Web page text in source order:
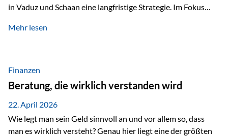
in Vaduz und Schaan eine langfristige Strategie. Im Fokus
Marktzugang Liechtenstein hat sich in den letzten Jahren zu
verfügbaren Kennzahlen (Stand Ende 2024, veröffentlicht
2025/2026)…
Mehr lesen
Finanzen
Beratung, die wirklich verstanden wird
22. April 2026
Wie legt man sein Geld sinnvoll an und vor allem so, dass
man es wirklich versteht? Genau hier liegt eine der größten